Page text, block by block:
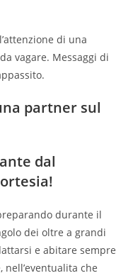
di una
vagare. Messaggi di
partner sul
dal
durante il
dei oltre a grandi
e abitare sempre
che